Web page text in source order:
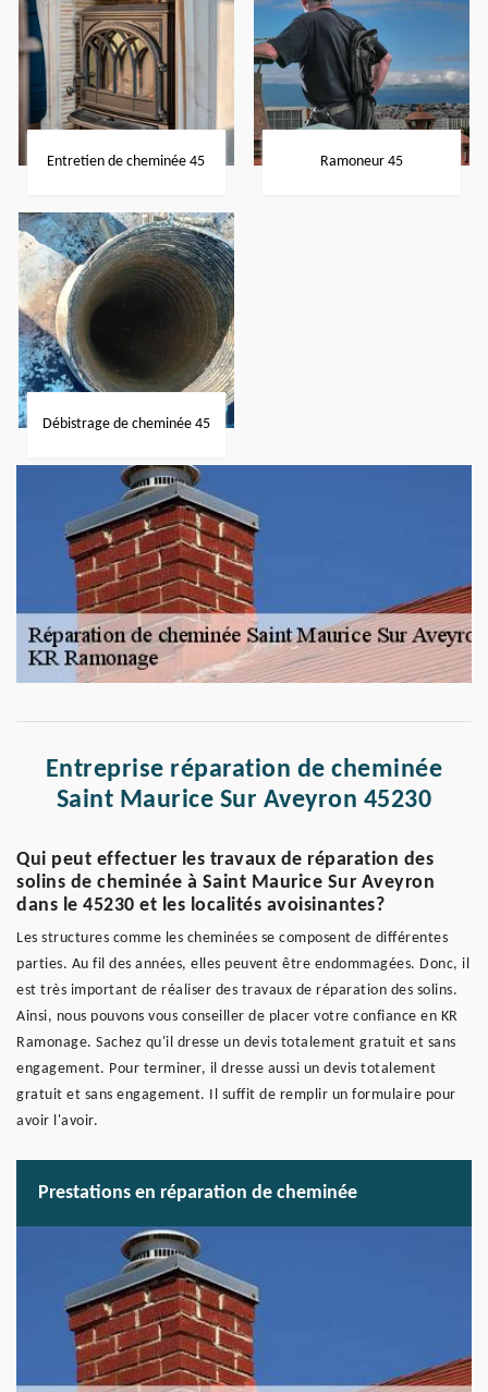
Entretien de cheminée 45 Ramoneur 45
Débistrage de cheminée 45
Entreprise réparation de cheminée
Saint Maurice Sur Aveyron 45230
Qui peut effectuer les travaux de réparation des
solins de cheminée à Saint Maurice Sur Aveyron
dans le 45230 et les localités avoisinantes?
Les structures comme les cheminées se composent de différentes
parties. Au fil des années, elles peuvent être endommagées. Donc, il
est très important de réaliser des travaux de réparation des solins.
Ainsi, nous pouvons vous conseiller de placer votre confiance en KR
Ramonage. Sachez qu'il dresse un devis totalement gratuit et sans
engagement. Pour terminer, il dresse aussi un devis totalement
gratuit et sans engagement. Il suffit de remplir un formulaire pour
avoir l'avoir.
Prestations en réparation de cheminée